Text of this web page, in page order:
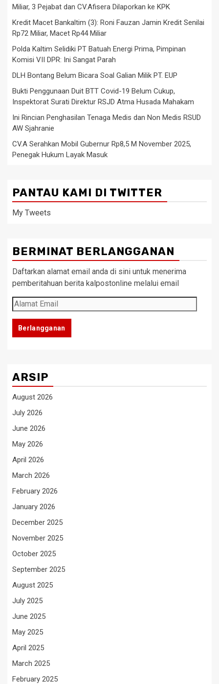
Miliar, 3 Pejabat dan CV.Afisera Dilaporkan ke KPK
Kredit Macet Bankaltim (3): Roni Fauzan Jamin Kredit Senilai
Rp72 Miliar, Macet Rp44 Miliar
Polda Kaltim Selidiki PT Batuah Energi Prima, Pimpinan
Komisi VII DPR: Ini Sangat Parah
DLH Bontang Belum Bicara Soal Galian Milik PT. EUP
Bukti Penggunaan Duit BTT Covid-19 Belum Cukup,
Inspektorat Surati Direktur RSJD Atma Husada Mahakam
Ini Rincian Penghasilan Tenaga Medis dan Non Medis RSUD
AW Sjahranie
CV.A Serahkan Mobil Gubernur Rp8,5 M November 2025,
Penegak Hukum Layak Masuk
PANTAU KAMI DI TWITTER
My Tweets
BERMINAT BERLANGGANAN
Daftarkan alamat email anda di sini untuk menerima
pemberitahuan berita kalpostonline melalui email
Alamat
Email
Berlangganan
ARSIP
August 2026
July 2026
June 2026
May 2026
April 2026
March 2026
February 2026
January 2026
December 2025
November 2025
October 2025
September 2025
August 2025
July 2025
June 2025
May 2025
April 2025
March 2025
February 2025